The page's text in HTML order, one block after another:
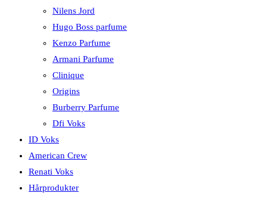
Nilens Jord
Hugo Boss parfume
Kenzo Parfume
Armani Parfume
Clinique
Origins
Burberry Parfume
Dfi Voks
ID Voks
American Crew
Renati Voks
Hårprodukter